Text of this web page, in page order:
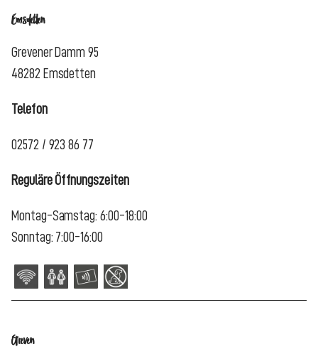
Emsdetten
Grevener Damm 95
48282 Emsdetten
Telefon
02572 / 923 86 77
Reguläre Öffnungszeiten
Montag-Samstag: 6:00-18:00
Sonntag: 7:00-16:00
Greven